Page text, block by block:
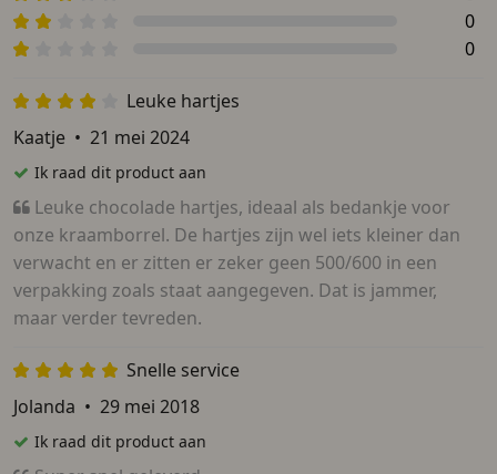
0
0
Leuke hartjes
Kaatje • 21 mei 2024
Ik raad dit product aan
Leuke chocolade hartjes, ideaal als bedankje voor
onze kraamborrel. De hartjes zijn wel iets kleiner dan
verwacht en er zitten er zeker geen 500/600 in een
verpakking zoals staat aangegeven. Dat is jammer,
maar verder tevreden.
Snelle service
Jolanda • 29 mei 2018
Ik raad dit product aan